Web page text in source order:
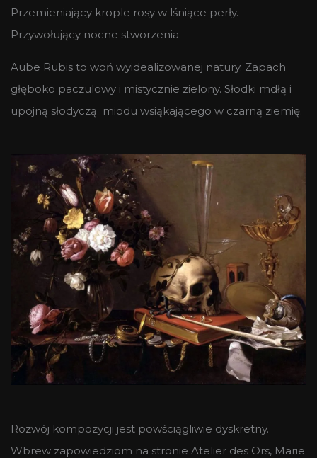
Przemieniający krople rosy w lśniące perły.
Przywołujący nocne stworzenia.
Aube Rubis to woń wyidealizowanej natury. Zapach
głęboko paczulowy i mistycznie zielony. Słodki mdłą i
upojną słodyczą miodu wsiąkającego w czarną ziemię.
Rozwój kompozycji jest powściągliwie dyskretny.
Wbrew zapowiedziom na stronie Atelier des Ors, Marie